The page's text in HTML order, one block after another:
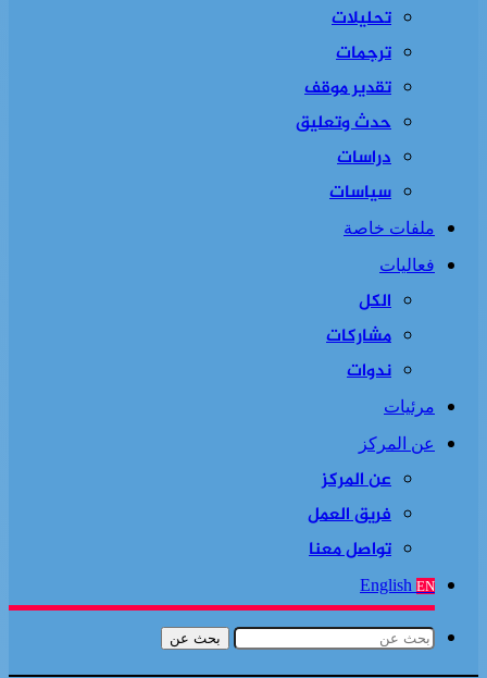
تحليلات
ترجمات
تقدير موقف
حدث وتعليق
دراسات
سياسات
ملفات خاصة
فعاليات
الكل
مشاركات
ندوات
مرئيات
عن المركز
عن المركز
فريق العمل
تواصل معنا
English EN
بحث عن